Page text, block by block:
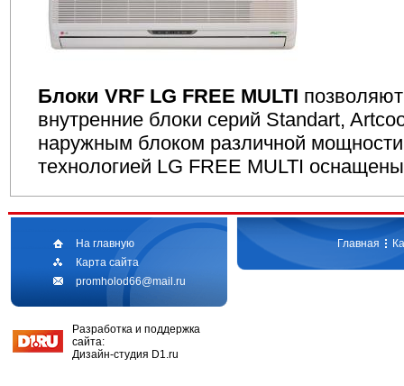
Блоки VRF LG FREE MULTI
внутренние блоки серий Standart,
наружным блоком различной
технологией LG FREE MULTI
На главную
Карта сайта
promholod66@mail.ru
Главная
Разработка и поддержка
сайта:
Дизайн-студия D1.ru